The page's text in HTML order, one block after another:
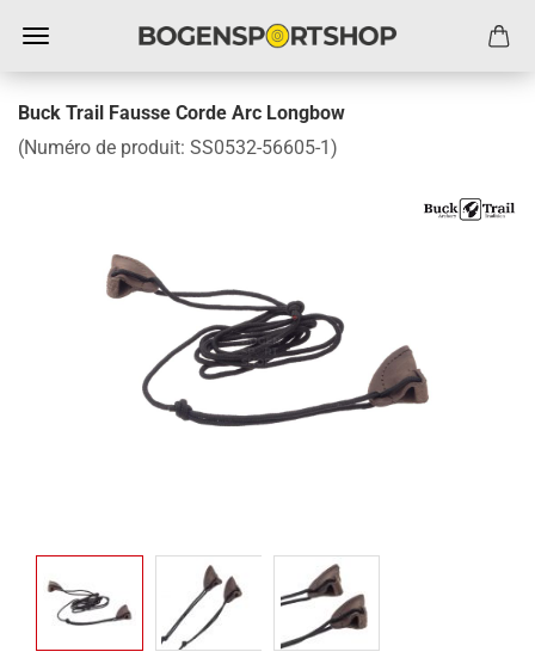
Buck Trail Fausse Corde Arc Longbow
(Numéro de produit: SS0532-56605-1)